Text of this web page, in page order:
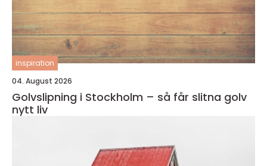
inspiration
04. August 2026
Golvslipning i Stockholm – så får slitna golv
nytt liv